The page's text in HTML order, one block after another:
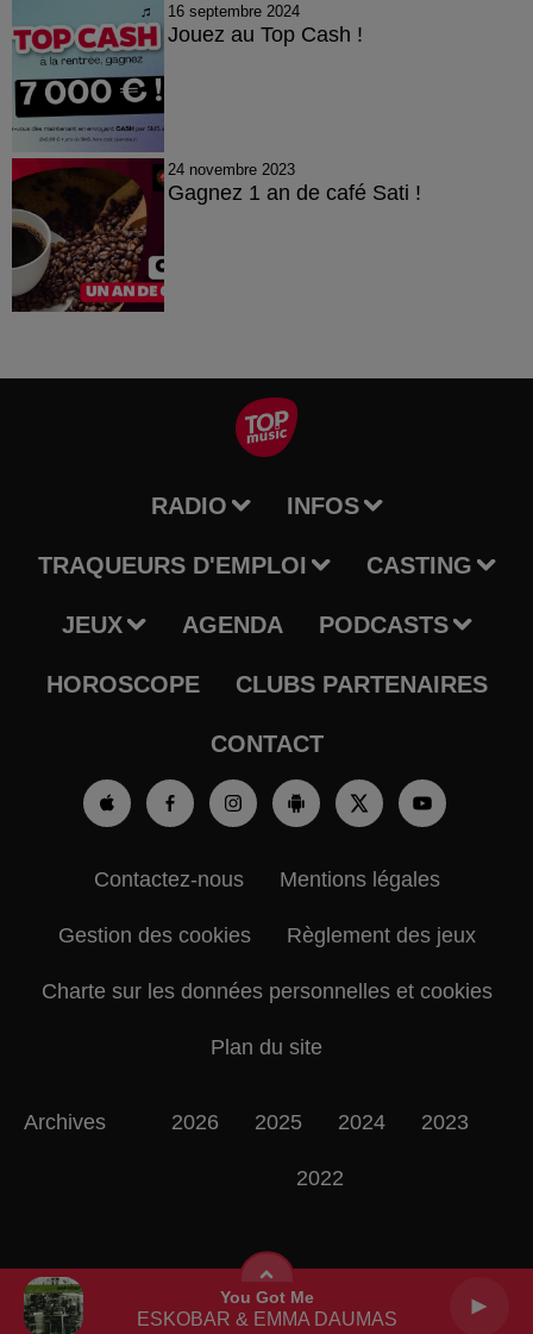
You Got Me
ESKOBAR & EMMA DAUMAS
16 septembre 2024
Jouez au Top Cash !
24 novembre 2023
Gagnez 1 an de café Sati !
RADIO INFOS
TRAQUEURS D'EMPLOI CASTING
JEUX AGENDA PODCASTS
HOROSCOPE CLUBS PARTENAIRES
CONTACT
Contactez-nous Mentions légales
Gestion des cookies Règlement des jeux
Charte sur les données personnelles et cookies
Plan du site
Archives 2026 2025 2024 2023
2022